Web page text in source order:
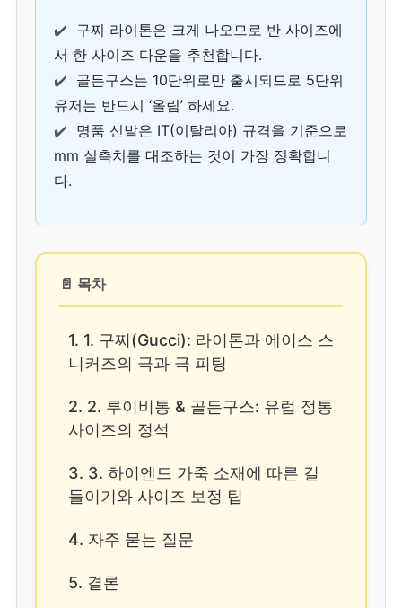
✔️ 구찌 라이톤은 크게 나오므로 반 사이즈에
서 한 사이즈 다운을 추천합니다.
✔️ 골든구스는 10단위로만 출시되므로 5단위
유저는 반드시 ‘올림’ 하세요.
✔️ 명품 신발은 IT(이탈리아) 규격을 기준으로
mm 실측치를 대조하는 것이 가장 정확합니
다.
📄 목차
1. 1. 구찌(Gucci): 라이톤과 에이스 스
니커즈의 극과 극 피팅
2. 2. 루이비통 & 골든구스: 유럽 정통
사이즈의 정석
3. 3. 하이엔드 가죽 소재에 따른 길
들이기와 사이즈 보정 팁
4. 자주 묻는 질문
5. 결론